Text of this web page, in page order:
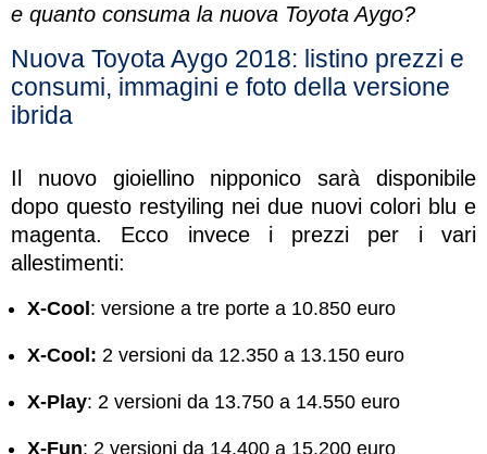
e quanto consuma la nuova Toyota Aygo?
Nuova Toyota Aygo 2018: listino prezzi e
consumi, immagini e foto della versione
ibrida
Il nuovo gioiellino nipponico sarà disponibile
dopo questo restyiling nei due nuovi colori blu e
magenta. Ecco invece i prezzi per i vari
allestimenti:
X-Cool: versione a tre porte a 10.850 euro
X-Cool: 2 versioni da 12.350 a 13.150 euro
X-Play: 2 versioni da 13.750 a 14.550 euro
X-Fun: 2 versioni da 14.400 a 15.200 euro